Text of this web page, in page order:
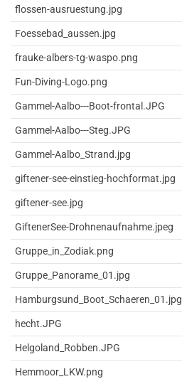
flossen-ausruestung.jpg
Foessebad_aussen.jpg
frauke-albers-tg-waspo.png
Fun-Diving-Logo.png
Gammel-Aalbo---Boot-frontal.JPG
Gammel-Aalbo---Steg.JPG
Gammel-Aalbo_Strand.jpg
giftener-see-einstieg-hochformat.jpg
giftener-see.jpg
GiftenerSee-Drohnenaufnahme.jpeg
Gruppe_in_Zodiak.png
Gruppe_Panorame_01.jpg
Hamburgsund_Boot_Schaeren_01.jpg
hecht.JPG
Helgoland_Robben.JPG
Hemmoor_LKW.png